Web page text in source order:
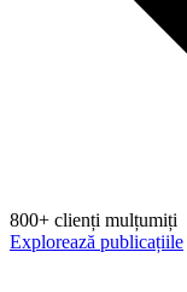
800+ clienți mulțumiți
Explorează publicațiile